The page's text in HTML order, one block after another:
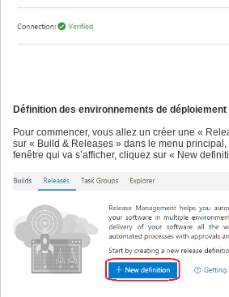
Définition des environnements de déploiement
Pour commencer, vous allez un créer une «
sur « Build & Releases » dans le menu
fenêtre qui va s’afficher, cliquez sur « New